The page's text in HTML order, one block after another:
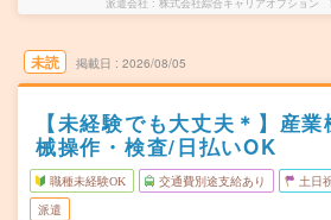
未読 掲載日 2026/08/05
【未経験でも大丈夫＊】産
械操作・検査/日払いOK
職種未経験OK 交通費別途支給あり 土日
派遣